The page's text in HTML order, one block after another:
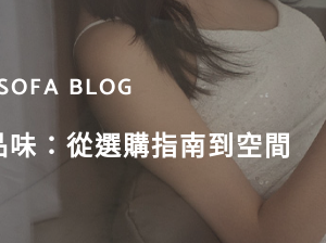
BLOG
：從選購指南到空間